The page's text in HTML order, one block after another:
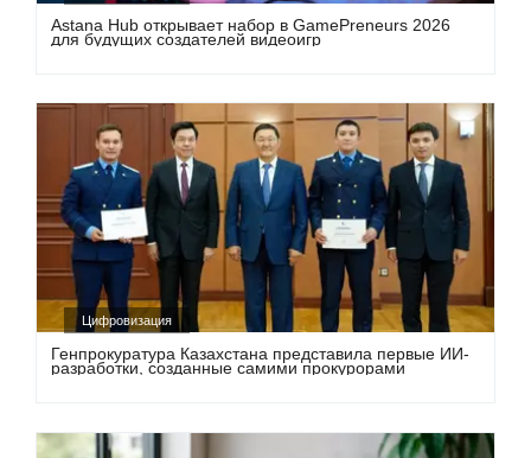
Astana Hub открывает набор в GamePreneurs 2026
для будущих создателей видеоигр
Цифровизация
Генпрокуратура Казахстана представила первые ИИ-
разработки, созданные самими прокурорами